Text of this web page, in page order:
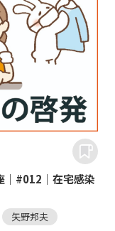
｜#012｜在宅感染
矢野邦夫